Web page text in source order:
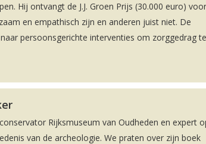
Hij ontvangt de J.J. Groen Prijs (30.000 euro)
en empathisch zijn en anderen juist niet. De
persoonsgerichte interventies om zorggedrag te
Rijksmuseum van Oudheden en expert
van de archeologie. We praten over zijn boek